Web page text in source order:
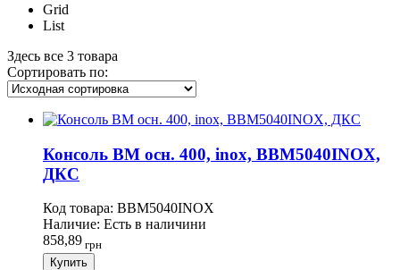
Grid
List
Здесь все 3 товара
Сортировать по:
Консоль BM осн. 400, inox, BBM5040INOX,
ДКС
Код товара: BBM5040INOX
Наличие: Есть в наличини
858,89 грн
Купить